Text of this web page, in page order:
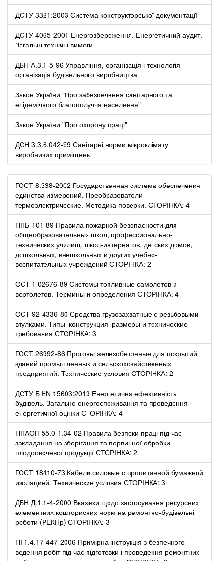
ДСТУ 3321:2003 Система конструкторської документації
ДСТУ 4065-2001 Енергозбереження. Енергетичний аудит.
Загальні технічні вимоги
ДБН А.3.1-5-96 Управління, організація і технологія
організація будівельного виробництва
Закон України "Про забезпечення санітарного та
епідемічного благополуччя населення"
Закон України "Про охорону праці"
ДСН 3.3.6.042-99 Санітарні норми мікроклімату
виробничих приміщень
ГОСТ 8.338-2002 Государственная система обеспечения
единства измерений. Преобразователи
термоэлектрические. Методика поверки. СТОРІНКА: 4
ППБ-101-89 Правила пожарной безопасности для
общеобразовательных школ, профессионально-
технических училищ, школ-интернатов, детских домов,
дошкольных, внешкольных и других учебно-
воспитательных учреждений СТОРІНКА: 2
ОСТ 1 02676-89 Системы топливные самолетов и
вертолетов. Термины и определения СТОРІНКА: 4
ОСТ 92-4336-80 Средства грузозахватные с резьбовыми
втулками. Типы, конструкция, размеры и технические
требования СТОРІНКА: 3
ГОСТ 26992-86 Прогоны железобетонные для покрытий
зданий промышленных и сельскохозяйственных
предприятий. Технические условия СТОРІНКА: 2
ДСТУ Б EN 15603:2013 Енергетична ефективність
будівель. Загальне енергоспоживання та проведення
енергетичної оцінки СТОРІНКА: 4
НПАОП 55.0-1.34-02 Правила безпеки праці під час
закладання на зберігання та первинної обробки
плодоовочевої продукції СТОРІНКА: 2
ГОСТ 18410-73 Кабели силовые с пропитанной бумажной
изоляцией. Технические условия СТОРІНКА: 3
ДБН Д.1.1-4-2000 Вказівки щодо застосування ресурсних
елементних кошторисних норм на ремонтно-будівельні
роботи (РЕКНр) СТОРІНКА: 3
ПІ 1.4.17-447-2006 Примірна інструкція з безпечного
ведення робіт під час підготовки і проведення ремонтних